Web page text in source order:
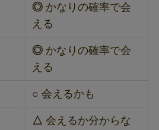
◎ かなりの確率で会
える
◎ かなりの確率で会
える
○ 会えるかも
△ 会えるか分からな